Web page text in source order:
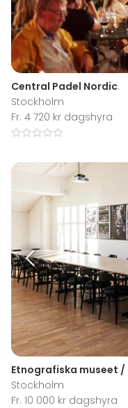
Central Padel Nordic
Stockholm
Fr. 4 720 kr dagshyra
Etnografiska museet
Stockholm
Fr. 10 000 kr dagshyra